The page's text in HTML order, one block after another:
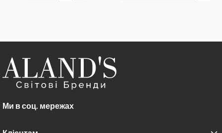
Ми в соц. мережах